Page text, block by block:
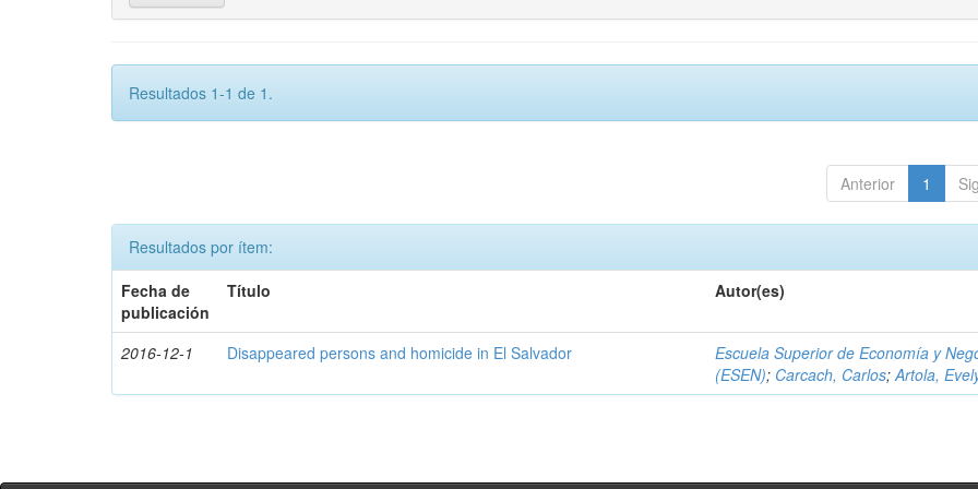
Resultados 1-1 de 1.
Anterior 1
Resultados por ítem:
Fecha de
publicación
Título Autor(es)
2016-12-1 Disappeared persons and homicide in El Salvador
Escuela Superior de Economía y
(ESEN); Carcach, Carlos;Artola,